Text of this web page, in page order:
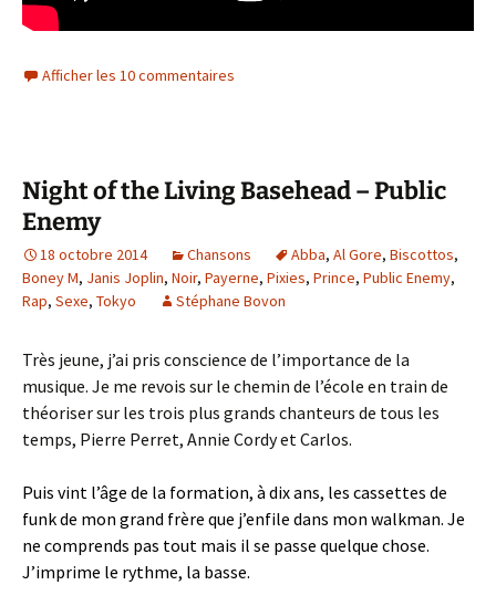
Afficher les 10 commentaires
Night of the Living Basehead – Public
Enemy
18 octobre 2014 Chansons Abba, Al Gore, Biscottos,
Boney M, Janis Joplin, Noir, Payerne, Pixies, Prince, Public Enemy,
Rap, Sexe, Tokyo Stéphane Bovon
Très jeune, j’ai pris conscience de l’importance de la
musique. Je me revois sur le chemin de l’école en train de
théoriser sur les trois plus grands chanteurs de tous les
temps, Pierre Perret, Annie Cordy et Carlos.
Puis vint l’âge de la formation, à dix ans, les cassettes de
funk de mon grand frère que j’enfile dans mon walkman. Je
ne comprends pas tout mais il se passe quelque chose.
J’imprime le rythme, la basse.